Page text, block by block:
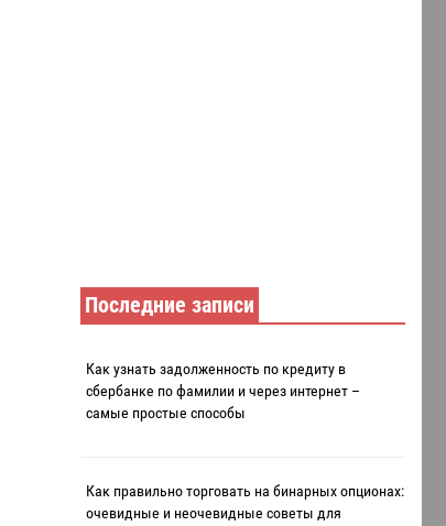
Последние записи
Как узнать задолженность по кредиту в
сбербанке по фамилии и через интернет –
самые простые способы
Как правильно торговать на бинарных опционах:
очевидные и неочевидные советы для